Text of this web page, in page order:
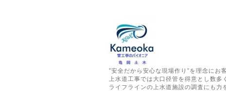
”安全だから安心な現場作り”を理念にお
上水道工事では大口径管を得意とし数多
ライフラインの上水道施設の調査にも力